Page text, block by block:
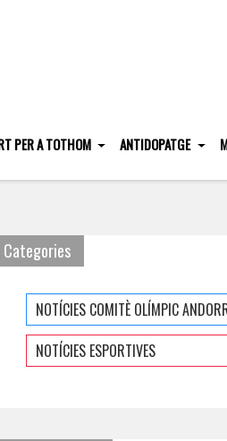
PER A TOTHOM ANTIDOPATGE
Categories
NOTÍCIES COMITÈ OLÍMPIC
NOTÍCIES ESPORTIVES